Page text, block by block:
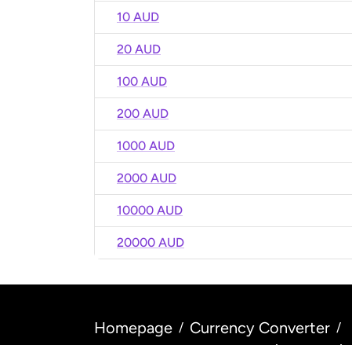
10 AUD
20 AUD
100 AUD
200 AUD
1000 AUD
2000 AUD
10000 AUD
20000 AUD
Homepage / Currency Converter /